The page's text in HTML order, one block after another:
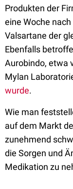
Produkten der
eine Woche
Valsartane der
Ebenfalls
Aurobindo, etwa
Mylan
wurde.
Wie man
auf dem Markt
zunehmend
die Sorgen und
Medikation zu